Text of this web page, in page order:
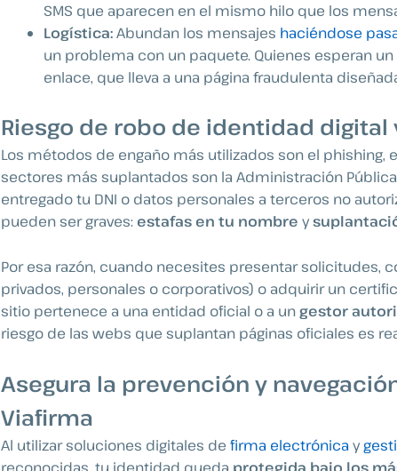
SMS que aparecen en el mismo hilo que los
Logística:Abundan los mensajes haciéndose
un problema con un paquete. Quienes esperan
enlace, que lleva a una página fraudulenta
Riesgo de robo de identidad
Los métodos de engaño más utilizados son el phishing,
sectores más suplantados son la Administración
entregado tu DNI o datos personales a terceros no
pueden ser graves: estafas en tu nombre y
Por esa razón, cuando necesites presentar solicitudes,
privados, personales o corporativos) o adquirir un
sitio pertenece a una entidad oficial o a ungestor
riesgo de las webs que suplantan páginas oficiales es
Asegura la prevención y
Viafirma
Al utilizar soluciones digitales de firma electrónicay